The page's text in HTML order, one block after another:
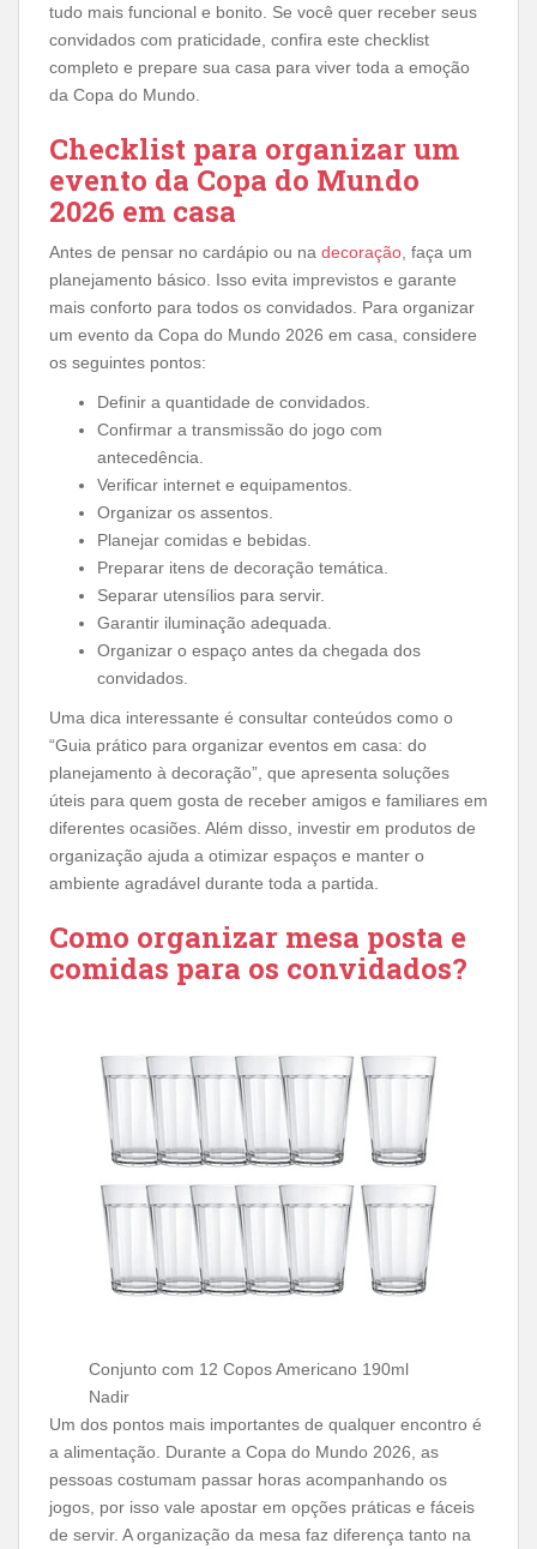
tudo mais funcional e bonito. Se você quer receber seus
convidados com praticidade, confira este checklist
completo e prepare sua casa para viver toda a emoção
da Copa do Mundo.
Checklist para organizar um
evento da Copa do Mundo
2026 em casa
Antes de pensar no cardápio ou na decoração , faça um
planejamento básico. Isso evita imprevistos e garante
mais conforto para todos os convidados. Para organizar
um evento da Copa do Mundo 2026 em casa, considere
os seguintes pontos:
Definir a quantidade de convidados.
Confirmar a transmissão do jogo com
antecedência.
Verificar internet e equipamentos.
Organizar os assentos.
Planejar comidas e bebidas.
Preparar itens de decoração temática.
Separar utensílios para servir.
Garantir iluminação adequada.
Organizar o espaço antes da chegada dos
convidados.
Uma dica interessante é consultar conteúdos como o
“Guia prático para organizar eventos em casa: do
planejamento à decoração”, que apresenta soluções
úteis para quem gosta de receber amigos e familiares em
diferentes ocasiões. Além disso, investir em produtos de
organização ajuda a otimizar espaços e manter o
ambiente agradável durante toda a partida.
Como organizar mesa posta e
comidas para os convidados?
Conjunto com 12 Copos Americano 190ml
Nadir
Um dos pontos mais importantes de qualquer encontro é
a alimentação. Durante a Copa do Mundo 2026, as
pessoas costumam passar horas acompanhando os
jogos, por isso vale apostar em opções práticas e fáceis
de servir. A organização da mesa faz diferença tanto na